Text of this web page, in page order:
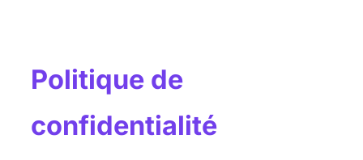
Politique de
confidentialité